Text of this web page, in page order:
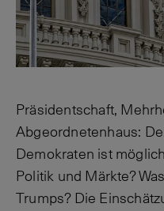
Präsidentschaft,
Abgeordnetenhaus:
Demokraten ist
Politik und Märkte?
Trumps? Die